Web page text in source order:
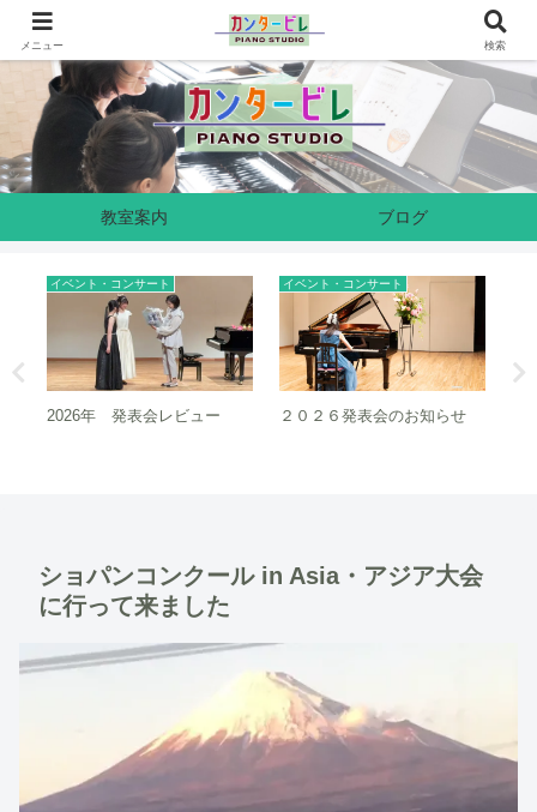
奈良県生駒市のピアノ教室です
教室案内 ブログ
イベント・コンサート
2026年 発表会レビュー
イベント・コンサート
２０２６発表会のお知らせ
ショパンコンクール in Asia・アジア大会
に行って来ました
メニュー 検索